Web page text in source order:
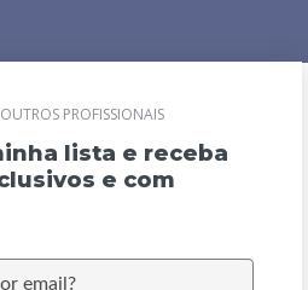
PROFISSIONAIS
lista e receba
e com